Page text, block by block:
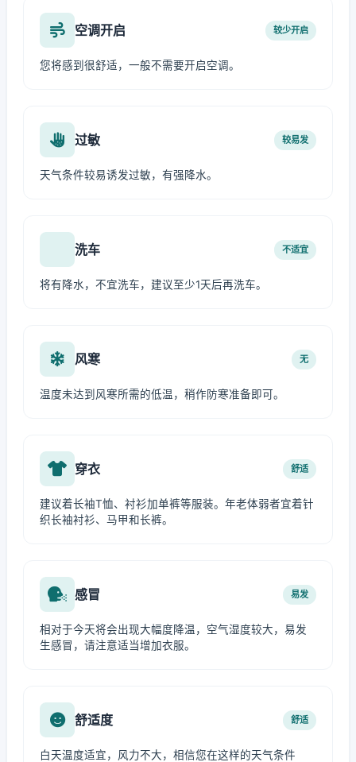
空调开启 较少开启
您将感到很舒适，一般不需要开启空调。
过敏 较易发
天气条件较易诱发过敏，有强降水。
洗车 不适宜
将有降水，不宜洗车，建议至少1天后再洗车。
风寒 无
温度未达到风寒所需的低温，稍作防寒准备即可。
穿衣 舒适
建议着长袖T恤、衬衫加单裤等服装。年老体弱者宜着针
织长袖衬衫、马甲和长裤。
感冒 易发
相对于今天将会出现大幅度降温，空气湿度较大，易发
生感冒，请注意适当增加衣服。
舒适度 舒适
白天温度适宜，风力不大，相信您在这样的天气条件